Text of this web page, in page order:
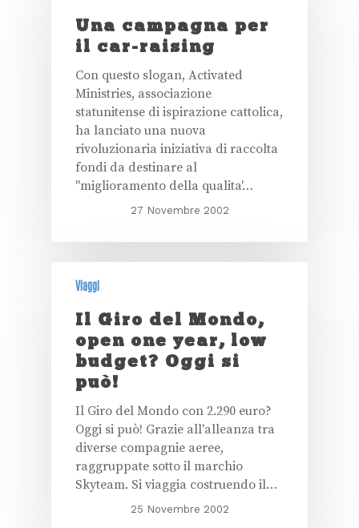
Una campagna per
il car-raising
Con questo slogan, Activated
Ministries, associazione
statunitense di ispirazione cattolica,
ha lanciato una nuova
rivoluzionaria iniziativa di raccolta
fondi da destinare al
"miglioramento della qualita'…
27 Novembre 2002
Viaggi
Il Giro del Mondo,
open one year, low
budget? Oggi si
può!
Il Giro del Mondo con 2.290 euro?
Oggi si può! Grazie all'alleanza tra
diverse compagnie aeree,
raggruppate sotto il marchio
Skyteam. Si viaggia costruendo il…
25 Novembre 2002